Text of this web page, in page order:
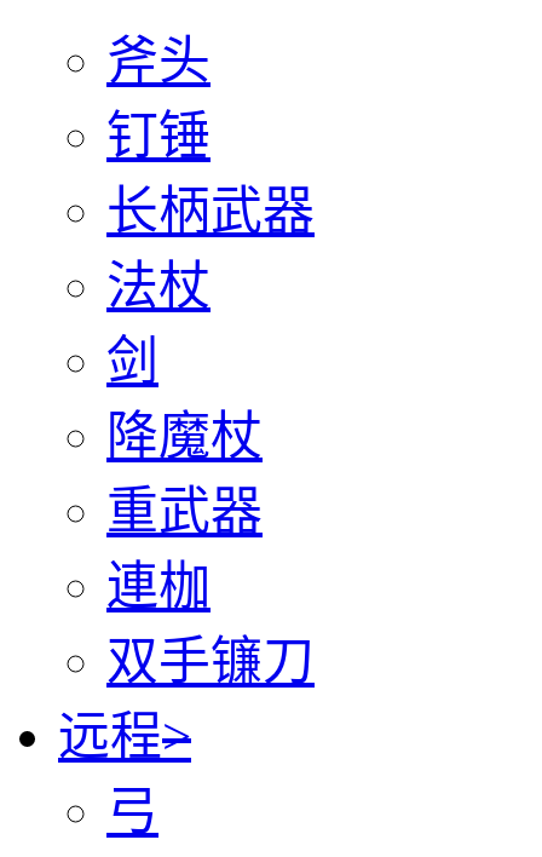
斧头
钉锤
长柄武器
法杖
剑
降魔杖
重武器
連枷
双手镰刀
远程>
弓